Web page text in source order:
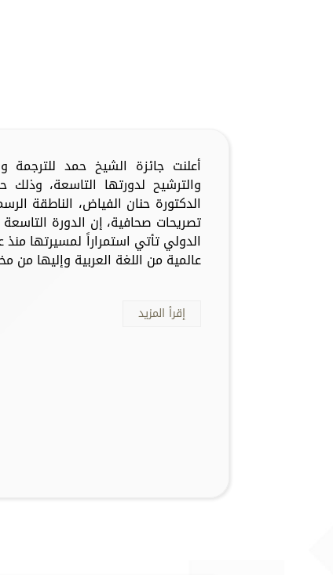
أعلنت جائزة الشيخ حمد للترجمة
والترشيح لدورتها التاسعة،
الدكتورة حنان الفياض، الناطقة
تصريحات صحافية، إن الدورة
عالمية من اللغة العربية وإليها من
إقرأ المزيد